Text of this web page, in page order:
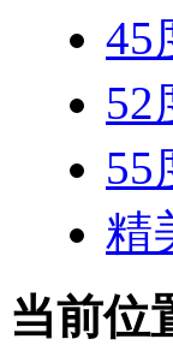
45
52
55
精
当前位